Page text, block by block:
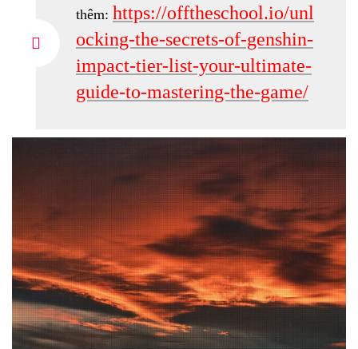
thêm: https://offtheschool.io/unl
ocking-the-secrets-of-genshin-
impact-tier-list-your-ultimate-
guide-to-mastering-the-game/